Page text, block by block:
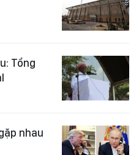
Tổng
nhau